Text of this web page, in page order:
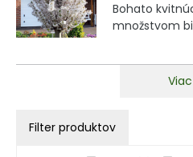
Bohato
množstvom
Viac
Filter produktov